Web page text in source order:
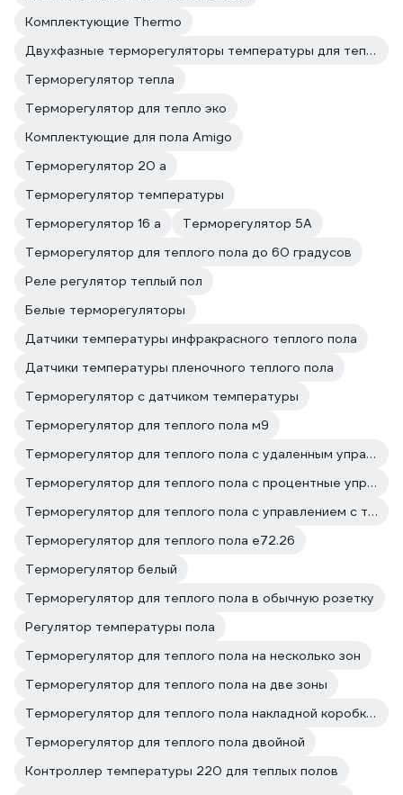
Комплектующие Thermo
Двухфазные терморегуляторы температуры для теплого пола
Терморегулятор тепла
Терморегулятор для тепло эко
Комплектующие для пола Amigo
Терморегулятор 20 а
Терморегулятор температуры
Терморегулятор 16 а
Терморегулятор 5А
Терморегулятор для теплого пола до 60 градусов
Реле регулятор теплый пол
Белые терморегуляторы
Датчики температуры инфракрасного теплого пола
Датчики температуры пленочного теплого пола
Терморегулятор с датчиком температуры
Терморегулятор для теплого пола м9
Терморегулятор для теплого пола с удаленным управлением
Терморегулятор для теплого пола с процентные управлением
Терморегулятор для теплого пола с управлением с телефона
Терморегулятор для теплого пола е72.26
Терморегулятор белый
Терморегулятор для теплого пола в обычную розетку
Регулятор температуры пола
Терморегулятор для теплого пола на несколько зон
Терморегулятор для теплого пола на две зоны
Терморегулятор для теплого пола накладной коробкой
Терморегулятор для теплого пола двойной
Контроллер температуры 220 для теплых полов